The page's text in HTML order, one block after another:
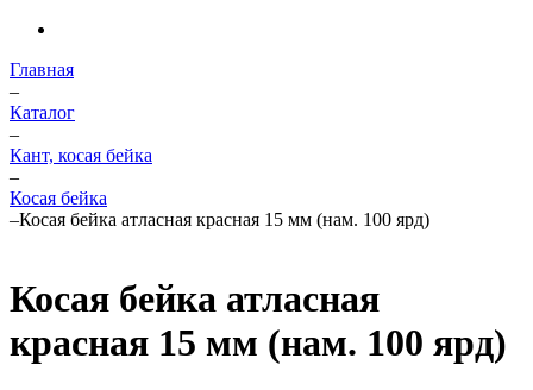
Главная
–
Каталог
–
Кант, косая бейка
–
Косая бейка
–Косая бейка атласная красная 15 мм (нам. 100 ярд)
Косая бейка атласная
красная 15 мм (нам. 100 ярд)